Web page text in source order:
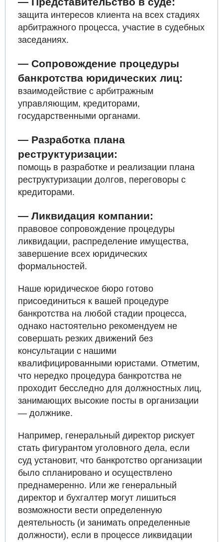
защита интересов клиента на всех стадиях
арбитражного процесса, участие в судебных
заседаниях.
— Сопровождение процедуры
банкротства юридических лиц:
взаимодействие с арбитражным
управляющим, кредиторами,
государственными органами.
— Разработка плана
реструктуризации:
помощь в разработке и реализации плана
реструктуризации долгов, переговоры с
кредиторами.
— Ликвидация компании:
правовое сопровождение процедуры
ликвидации, распределение имущества,
завершение всех юридических
формальностей.
Наше юридическое бюро готово
присоединиться к вашей процедуре
банкротства на любой стадии процесса,
однако настоятельно рекомендуем не
совершать резких движений без
консультации с нашими
квалифицированными юристами. Отметим,
что нередко процедура банкротства не
проходит бесследно для должностных лиц,
занимающих высокие посты в организации
— должнике.
Например, генеральный директор рискует
стать фигурантом уголовного дела, если
суд установит, что банкротство организации
было спланировано и осуществлено
преднамеренно. Или же генеральный
директор и бухгалтер могут лишиться
возможности вести определенную
деятельность (и занимать определенные
должности), если в процессе ликвидации